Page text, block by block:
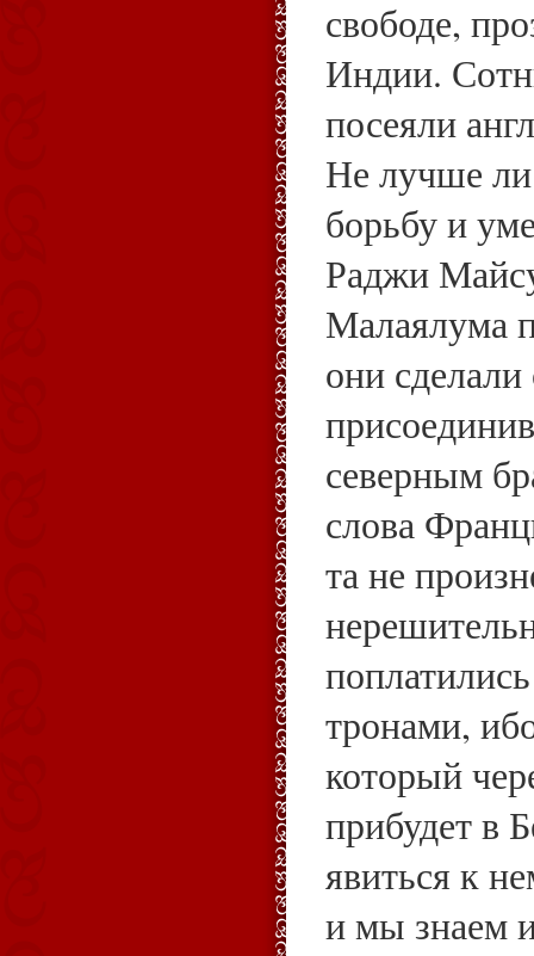
свободе,
Индии.
посеяли
Не лучше ли
борьбу и
Раджи
Малаялума
они
северным
слова
та не
тронами,
который
прибудет в
явиться к
и мы знаем